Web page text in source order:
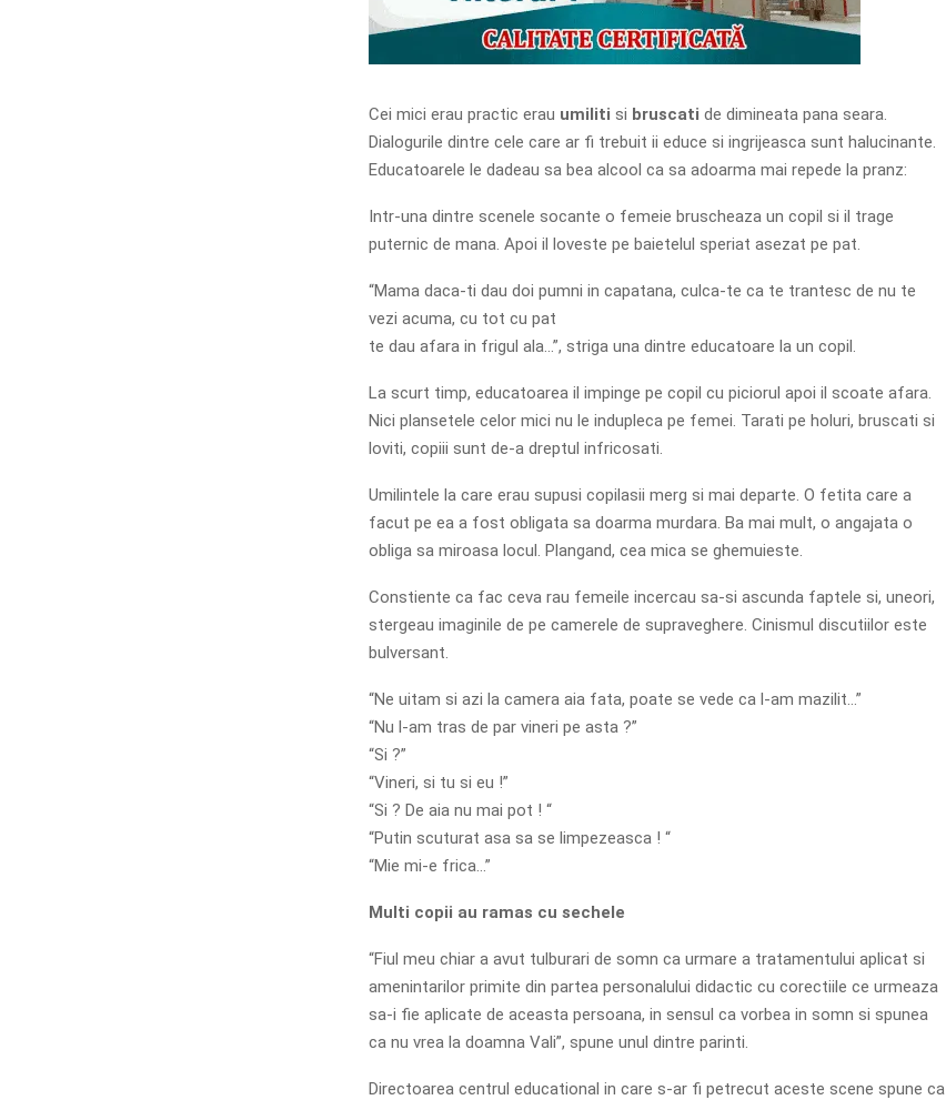
Cei mici erau practic erau umiliti si bruscati de dimineata pana seara.
Dialogurile dintre cele care ar fi trebuit ii educe si ingrijeasca sunt halucinante.
Educatoarele le dadeau sa bea alcool ca sa adoarma mai repede la pranz:
Intr-una dintre scenele socante o femeie bruscheaza un copil si il trage
puternic de mana. Apoi il loveste pe baietelul speriat asezat pe pat.
“Mama daca-ti dau doi pumni in capatana, culca-te ca te trantesc de nu te
vezi acuma, cu tot cu pat
te dau afara in frigul ala…”, striga una dintre educatoare la un copil.
La scurt timp, educatoarea il impinge pe copil cu piciorul apoi il scoate afara.
Nici plansetele celor mici nu le indupleca pe femei. Tarati pe holuri, bruscati si
loviti, copiii sunt de-a dreptul infricosati.
Umilintele la care erau supusi copilasii merg si mai departe. O fetita care a
facut pe ea a fost obligata sa doarma murdara. Ba mai mult, o angajata o
obliga sa miroasa locul. Plangand, cea mica se ghemuieste.
Constiente ca fac ceva rau femeile incercau sa-si ascunda faptele si, uneori,
stergeau imaginile de pe camerele de supraveghere. Cinismul discutiilor este
bulversant.
“Ne uitam si azi la camera aia fata, poate se vede ca l-am mazilit…”
“Nu l-am tras de par vineri pe asta ?”
“Si ?”
“Vineri, si tu si eu !”
“Si ? De aia nu mai pot ! “
“Putin scuturat asa sa se limpezeasca ! “
“Mie mi-e frica…”
Multi copii au ramas cu sechele
“Fiul meu chiar a avut tulburari de somn ca urmare a tratamentului aplicat si
amenintarilor primite din partea personalului didactic cu corectiile ce urmeaza
sa-i fie aplicate de aceasta persoana, in sensul ca vorbea in somn si spunea
ca nu vrea la doamna Vali”, spune unul dintre parinti.
Directoarea centrul educational in care s-ar fi petrecut aceste scene spune ca